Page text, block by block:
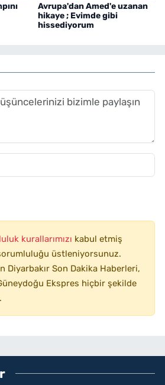
Avrupa'dan Amed'e uzanan
hikaye ; Evimde gibi
hissediyorum
kurallarımızı kabul etmiş
üstleniyorsunuz.
Diyarbakır Son Dakika Haberleri,
Ekspres hiçbir şekilde